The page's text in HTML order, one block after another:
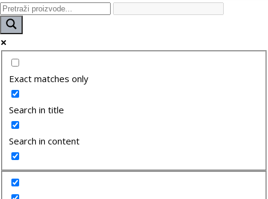
Exact matches only
Search in title
Search in content